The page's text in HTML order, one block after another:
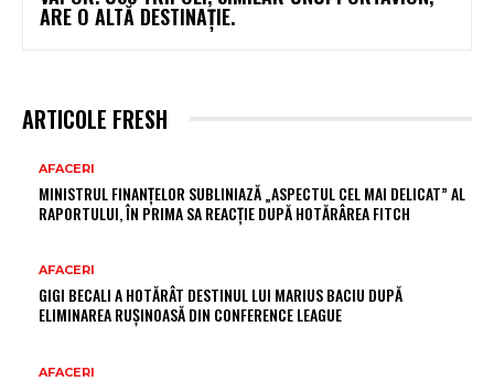
ARE O ALTĂ DESTINAȚIE.
ARTICOLE FRESH
AFACERI
MINISTRUL FINANȚELOR SUBLINIAZĂ „ASPECTUL CEL MAI DELICAT” AL
RAPORTULUI, ÎN PRIMA SA REACȚIE DUPĂ HOTĂRÂREA FITCH
AFACERI
GIGI BECALI A HOTĂRÂT DESTINUL LUI MARIUS BACIU DUPĂ
ELIMINAREA RUȘINOASĂ DIN CONFERENCE LEAGUE
AFACERI